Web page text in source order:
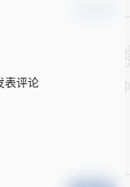
表评论